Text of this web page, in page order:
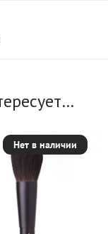
Нет в наличии